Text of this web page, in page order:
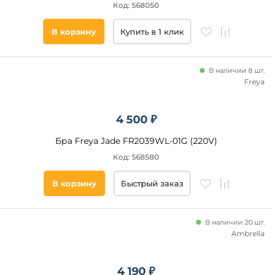
Код: 568050
В корзину Купить в 1 клик
4 500 ₽
Бра Freya Jade FR2039WL-01G (220V)
В наличии 8 шт.
Код: 568580
Freya
В корзину Быстрый заказ
4 190 ₽
В наличии 20 шт.
Ambrella